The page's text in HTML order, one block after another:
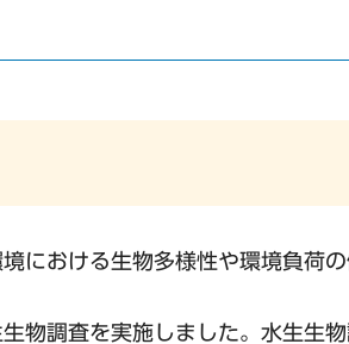
における生物多様性や環境負荷
物調査を実施しました。水生生